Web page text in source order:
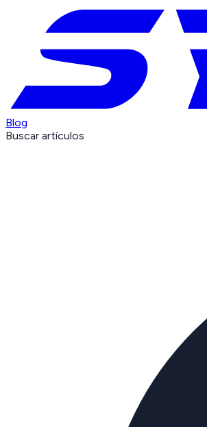
Blog
Buscar artículos